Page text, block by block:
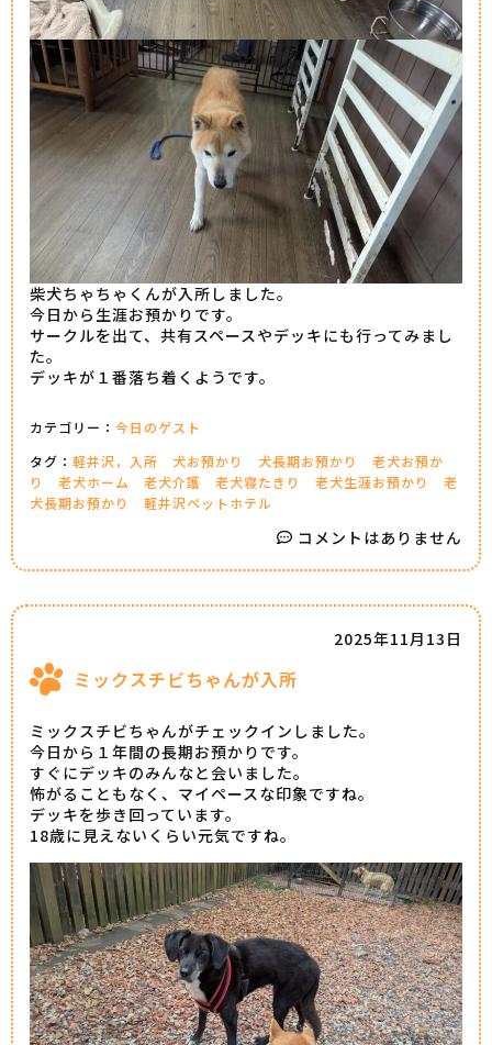
柴犬ちゃちゃくんが入所しました。
今日から生涯お預かりです。
サークルを出て、共有スペースやデッキにも行ってみまし
た。
デッキが１番落ち着くようです。
カテゴリー： 今日のゲスト
タグ： 軽井沢，入所 犬お預かり 犬長期お預かり
老犬お預か
り
老犬ホーム 老犬介護 老犬寝たきり 老犬生涯お預かり
老
犬長期お預かり
軽井沢ペットホテル
コメントはありません
ミックスチビちゃんが入所
2025年11月13日
ミックスチビちゃんがチェックインしました。
今日から１年間の長期お預かりです。
すぐにデッキのみんなと会いました。
怖がることもなく、マイペースな印象ですね。
デッキを歩き回っています。
18歳に見えないくらい元気ですね。